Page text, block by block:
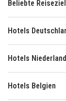
Beliebte
Hotels
Hotels
Hotels Belgien